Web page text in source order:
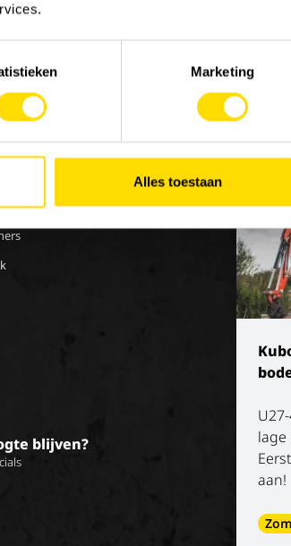
Marketing
Alles toestaan
lage
aan!
Stage/vakantiejob
Onze
blijven?